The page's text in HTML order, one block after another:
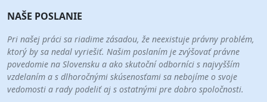
NAŠE POSLANIE
Pri našej práci sa riadime zásadou, že neexistuje právny problém,
ktorý by sa nedal vyriešiť. Našim poslaním je zvýšovať právne
povedomie na Slovensku a ako skutoční odborníci s najvyšším
vzdelaním a s dlhoročnými skúsenosťami sa nebojíme o svoje
vedomosti a rady podeliť aj s ostatnými pre dobro spoločnosti.